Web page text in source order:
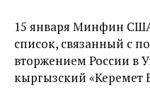
15 января Минфин
список, связанный с
вторжением России в
кыргызский «Керемет